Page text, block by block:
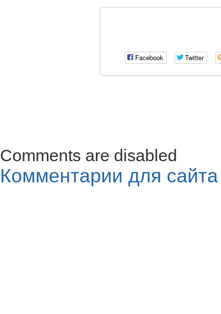
Facebook Twitter
Comments are disabled
Комментарии для